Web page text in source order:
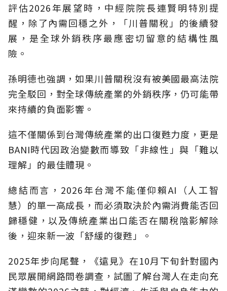
評估2026年展望時，中經院院長連賢明特別提
醒，除了內需回穩之外，「川普關稅」的後續發
展，是全球外銷秩序最應密切留意的結構性風
險 。
孫明德也強調，如果川普關稅沒有被美國最高法院
完全駁回，對全球傳統產業的外銷秩序，仍可能帶
來持續的負面影響 。
這不僅關係到台灣傳統產業的出口復甦力度，更是
BANI時代因政治變數而導致「非線性」與「難以
理解」的最佳體現 。
總結而言，2026年台灣不能僅仰賴AI（人工智
慧）的單一高成長，而必須取決於內需消費能否回
歸穩健，以及傳統產業出口能否在關稅陰影解除
後，迎來新一波「舒緩的復甦」。
2025年步向尾聲，《遠見》在10月下旬針對國內
民眾展開網路問卷調查，試圖了解台灣人在走向充